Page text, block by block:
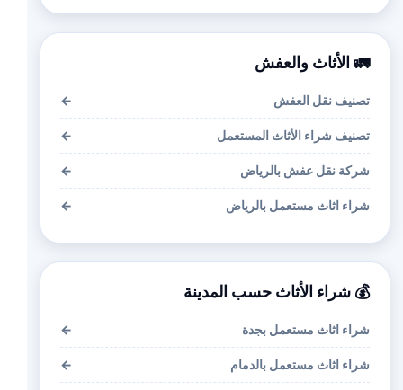
🚛 الأثاث والعفش
تصنيف نقل العفش ←
تصنيف شراء الأثاث المستعمل ←
شركة نقل عفش بالرياض ←
شراء اثاث مستعمل بالرياض ←
💰 شراء الأثاث حسب المدينة
شراء اثاث مستعمل بجدة ←
شراء اثاث مستعمل بالدمام ←